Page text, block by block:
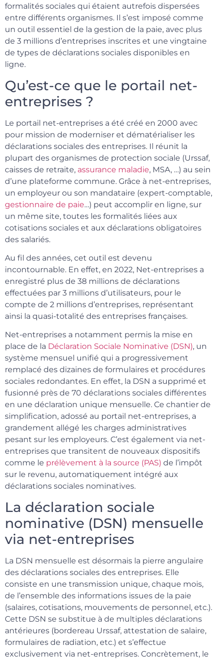
formalités sociales qui étaient autrefois dispersées
entre différents organismes. Il s’est imposé comme
un outil essentiel de la gestion de la paie, avec plus
de 3 millions d’entreprises inscrites et une vingtaine
de types de déclarations sociales disponibles en
ligne.
Qu’est-ce que le portail net-
entreprises ?
Le portail net-entreprises a été créé en 2000 avec
pour mission de moderniser et dématérialiser les
déclarations sociales des entreprises. Il réunit la
plupart des organismes de protection sociale (Urssaf,
caisses de retraite, assurance maladie, MSA, …) au sein
d’une plateforme commune. Grâce à net-entreprises,
un employeur ou son mandataire (expert-comptable,
gestionnaire de paie…) peut accomplir en ligne, sur
un même site, toutes les formalités liées aux
cotisations sociales et aux déclarations obligatoires
des salariés.
Au fil des années, cet outil est devenu
incontournable. En effet, en 2022, Net-entreprises a
enregistré plus de 38 millions de déclarations
effectuées par 3 millions d’utilisateurs, pour le
compte de 2 millions d’entreprises, représentant
ainsi la quasi-totalité des entreprises françaises.
Net-entreprises a notamment permis la mise en
place de la Déclaration Sociale Nominative (DSN), un
système mensuel unifié qui a progressivement
remplacé des dizaines de formulaires et procédures
sociales redondantes. En effet, la DSN a supprimé et
fusionné près de 70 déclarations sociales différentes
en une déclaration unique mensuelle. Ce chantier de
simplification, adossé au portail net-entreprises, a
grandement allégé les charges administratives
pesant sur les employeurs. C’est également via net-
entreprises que transitent de nouveaux dispositifs
comme le prélèvement à la source (PAS) de l’impôt
sur le revenu, automatiquement intégré aux
déclarations sociales nominatives.
La déclaration sociale
nominative (DSN) mensuelle
via net-entreprises
La DSN mensuelle est désormais la pierre angulaire
des déclarations sociales des entreprises. Elle
consiste en une transmission unique, chaque mois,
de l’ensemble des informations issues de la paie
(salaires, cotisations, mouvements de personnel, etc.).
Cette DSN se substitue à de multiples déclarations
antérieures (bordereau Urssaf, attestation de salaire,
formulaires de radiation, etc.) et s’effectue
exclusivement via net-entreprises. Concrètement, le